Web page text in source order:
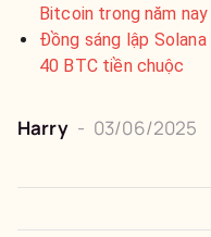
Bitcoin trong năm nay
Đồng sáng lập
40 BTC tiền chuộc
Harry - 03/06/2025